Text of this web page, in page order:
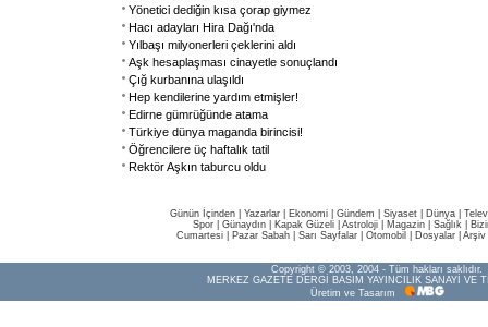
Yönetici dediğin kısa çorap giymez
Hacı adayları Hira Dağı'nda
Yılbaşı milyonerleri çeklerini aldı
Aşk hesaplaşması cinayetle sonuçlandı
Çığ kurbanına ulaşıldı
Hep kendilerine yardım etmişler!
Edirne gümrüğünde atama
Türkiye dünya maganda birincisi!
Öğrencilere üç haftalık tatil
Rektör Aşkın taburcu oldu
Günün İçinden Yazarlar Ekonomi Gündem Siyaset Dünya |
Spor
Günaydın Kapak Güzeli Astroloji Magazin Sağlık
Cumartesi
Pazar Sabah Sarı Sayfalar Otomobil Dosyalar Arşiv
Copyright © 2003, 2004 - Tüm hakları saklıdır.
MERKEZ GAZETE DERGİ BASIM YAYINCILIK SANAYİ VE
Üretim ve Tasarım